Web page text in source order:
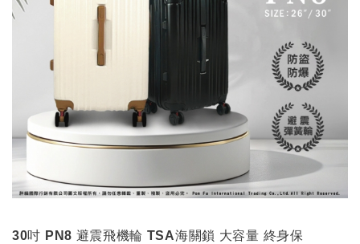
30吋 PN8 避震飛機輪 TSA海關鎖 大容量 終身保